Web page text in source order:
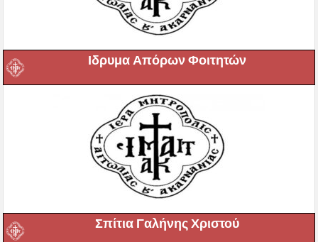
Ιδρυμα Απόρων Φοιτητών
Σπίτια Γαλήνης Χριστού